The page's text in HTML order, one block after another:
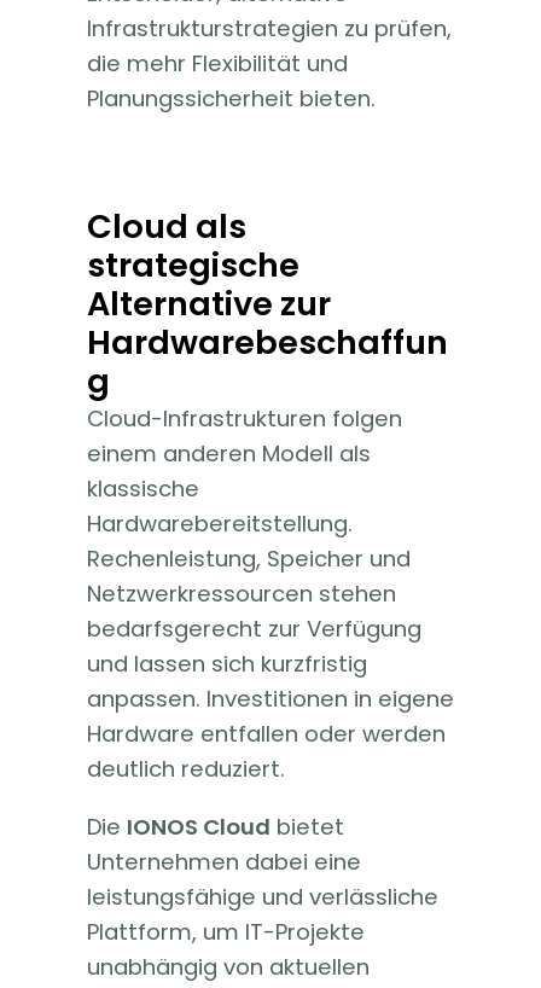
Infrastrukturstrategien zu prüfen,
die mehr Flexibilität und
Planungssicherheit bieten.
Cloud als
strategische
Alternative zur
Hardwarebeschaffun
g
Cloud-Infrastrukturen folgen
einem anderen Modell als
klassische
Hardwarebereitstellung.
Rechenleistung, Speicher und
Netzwerkressourcen stehen
bedarfsgerecht zur Verfügung
und lassen sich kurzfristig
anpassen. Investitionen in eigene
Hardware entfallen oder werden
deutlich reduziert.
Die IONOS Cloud bietet
Unternehmen dabei eine
leistungsfähige und verlässliche
Plattform, um IT-Projekte
unabhängig von aktuellen